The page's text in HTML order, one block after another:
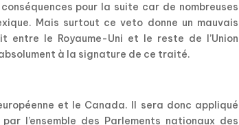
pour la suite car de nombreuses
Mais surtout ce veto donne un mauvais
entre le Royaume-Uni et le reste de l’Union
à la signature de ce traité.
et le Canada. Il sera donc appliqué
l’ensemble des Parlements nationaux des